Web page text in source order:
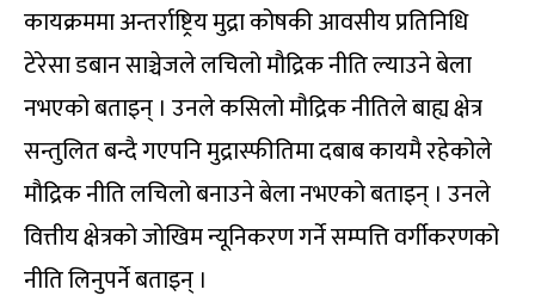
कायक्रममा अन्तर्राष्ट्रिय मुद्रा कोषकी आवसीय प्रतिनिधि
टेरेसा डबान साञ्चेजले लचिलो मौद्रिक नीति ल्याउने बेला
नभएको बताइन् । उनले कसिलो मौद्रिक नीतिले बाह्य क्षेत्र
सन्तुलित बन्दै गएपनि मुद्रास्फीतिमा दबाब कायमै रहेकोले
मौद्रिक नीति लचिलो बनाउने बेला नभएको बताइन् । उनले
वित्तीय क्षेत्रको जोखिम न्यूनिकरण गर्ने सम्पत्ति वर्गीकरणको
नीति लिनुपर्ने बताइन् ।